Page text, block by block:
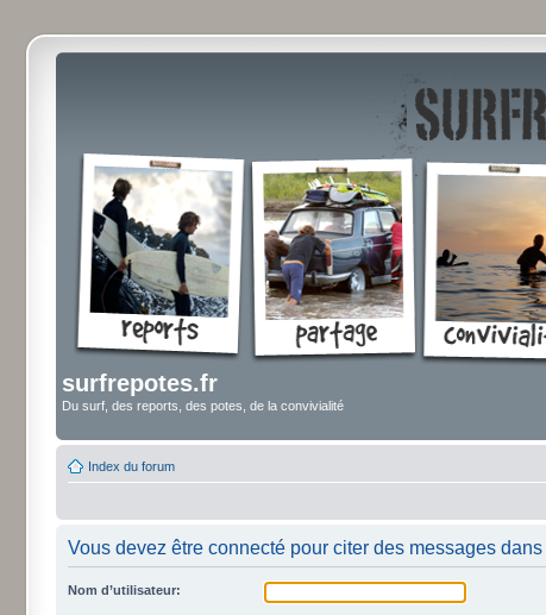
surfrepotes.fr
Du surf, des reports, des potes, de la convivialité
Index du forum
Vous devez être connecté pour citer des messages dans
Nom d’utilisateur: